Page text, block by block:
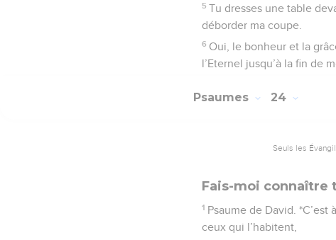
5 Tu dresses une table
déborder ma coupe.
6 Oui, le bonheur et la
l’Eternel jusqu’à la fin de
Psaumes 24
Seuls les
Fais-moi connaître
1 Psaume de David.
ceux qui l’habitent,